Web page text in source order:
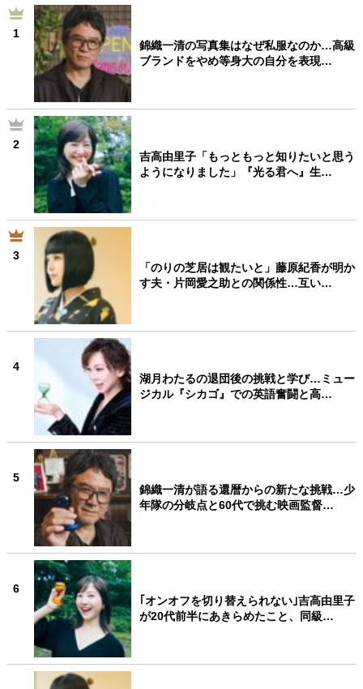
1
錦織一清の写真集はなぜ私服なのか…高級
ブランドをやめ等身大の自分を表現…
2
吉高由里子「もっともっと知りたいと思う
ようになりました」『光る君へ』生…
3
「のりの芝居は観たいと」藤原紀香が明か
す夫・片岡愛之助との関係性…互い…
4
湖月わたるの退団後の挑戦と学び…ミュー
ジカル『シカゴ』での英語奮闘と高…
5
錦織一清が語る還暦からの新たな挑戦…少
年隊の分岐点と60代で挑む映画監督…
6
｢オンオフを切り替えられない｣吉高由里子
が20代前半にあきらめたこと、同級…